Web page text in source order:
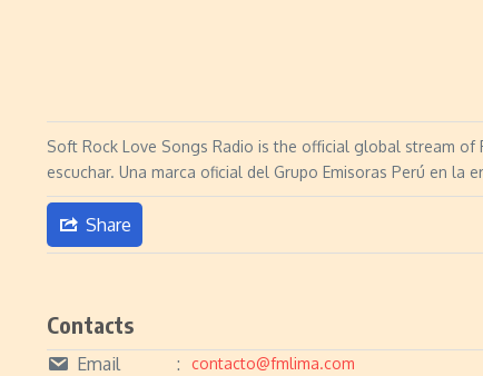
Soft Rock Love Songs Radio is the official global stream
escuchar. Una marca oficial del Grupo Emisoras Perú en la
Share
Contacts
Email contacto@fmlima.com